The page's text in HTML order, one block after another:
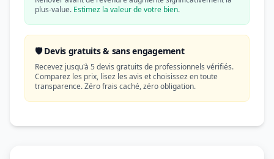
plus-value. Estimez la valeur de votre bien.
🛡️ Devis gratuits & sans engagement
Recevez jusqu'à 5 devis gratuits de professionnels vérifiés.
Comparez les prix, lisez les avis et choisissez en toute
transparence. Zéro frais caché, zéro obligation.